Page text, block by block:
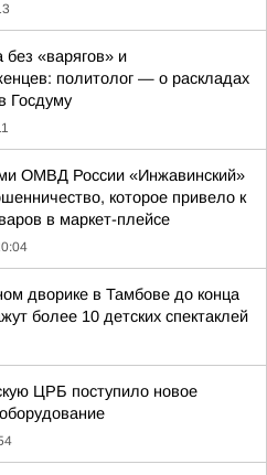
«варягов» и
политолог — о раскладах
Госдуму
ОМВД России «Инжавинский»
которое привело к
в маркет-плейсе
дворике в Тамбове до конца
более 10 детских спектаклей
ЦРБ поступило новое